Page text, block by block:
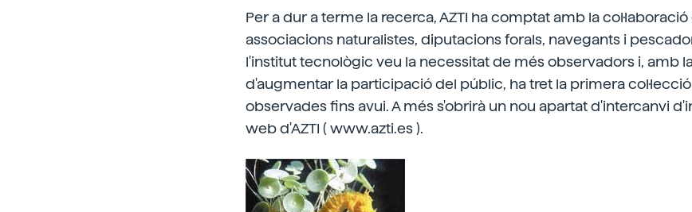
Per a dur a terme la recerca, AZTI ha comptat amb la
associacions naturalistes, diputacions forals, navegants i
l'institut tecnològic veu la necessitat de més observadors i, amb
d'augmentar la participació del públic, ha tret la primera
observades fins avui. A més s'obrirà un nou apartat d'intercanvi
web d'AZTI ( www.azti.es ).